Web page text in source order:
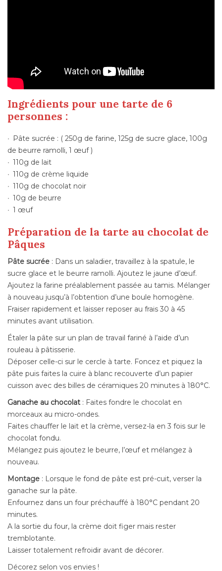
Ingrédients pour une tarte de 6
personnes :
Pâte sucrée : ( 250g de farine, 125g de sucre glace, 100g
de beurre ramolli, 1 œuf )
110g de lait
110g de crème liquide
110g de chocolat noir
10g de beurre
1 œuf
Préparation de la tarte au chocolat de
Pâques
Pâte sucrée : Dans un saladier, travaillez à la spatule, le
sucre glace et le beurre ramolli. Ajoutez le jaune d’œuf.
Ajoutez la farine préalablement passée au tamis. Mélanger
à nouveau jusqu’à l’obtention d’une boule homogène.
Fraiser rapidement et laisser reposer au frais 30 à 45
minutes avant utilisation.
Étaler la pâte sur un plan de travail fariné à l’aide d’un
rouleau à pâtisserie.
Déposer celle-ci sur le cercle à tarte. Foncez et piquez la
pâte puis faites la cuire à blanc recouverte d’un papier
cuisson avec des billes de céramiques 20 minutes à 180°C.
Ganache au chocolat : Faites fondre le chocolat en
morceaux au micro-ondes.
Faites chauffer le lait et la crème, versez-la en 3 fois sur le
chocolat fondu.
Mélangez puis ajoutez le beurre, l’œuf et mélangez à
nouveau.
Montage : Lorsque le fond de pâte est pré-cuit, verser la
ganache sur la pâte.
Enfournez dans un four préchauffé à 180°C pendant 20
minutes.
A la sortie du four, la crème doit figer mais rester
tremblotante.
Laisser totalement refroidir avant de décorer.
Décorez selon vos envies !